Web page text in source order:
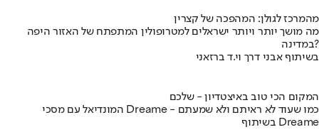
מהמרכז לגולן: המהפכה של קצרין
מה מושך יותר ויותר ישראלים למטרופולין המתפתח של האזור היפה
במדינה?
בשיתוף אבני דרך וי.ד ברזאני
המקום הכי טוב באיצטדיון - שלכם
המונדיאל עם מסכי Dreame - כמו שעוד לא ראיתם ולא שמעתם
בשיתוף Dreame